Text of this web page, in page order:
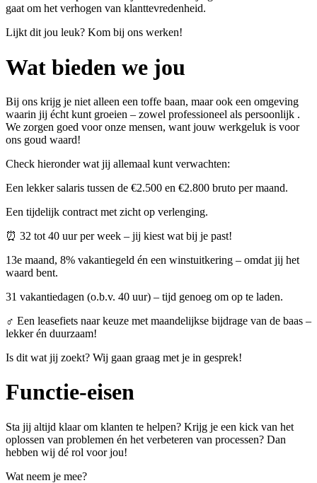
gaat om het verhogen van klanttevredenheid.
Lijkt dit jou leuk? Kom bij ons werken!
Wat bieden we jou
Bij ons krijg je niet alleen een toffe baan, maar ook een omgeving
waarin jij écht kunt groeien – zowel professioneel als persoonlijk .
We zorgen goed voor onze mensen, want jouw werkgeluk is voor
ons goud waard!
Check hieronder wat jij allemaal kunt verwachten:
Een lekker salaris tussen de €2.500 en €2.800 bruto per maand.
Een tijdelijk contract met zicht op verlenging.
⏰ 32 tot 40 uur per week – jij kiest wat bij je past!
13e maand, 8% vakantiegeld én een winstuitkering – omdat jij het
waard bent.
31 vakantiedagen (o.b.v. 40 uur) – tijd genoeg om op te laden.
‍♂ Een leasefiets naar keuze met maandelijkse bijdrage van de baas –
lekker én duurzaam!
Is dit wat jij zoekt? Wij gaan graag met je in gesprek!
Functie-eisen
Sta jij altijd klaar om klanten te helpen? Krijg je een kick van het
oplossen van problemen én het verbeteren van processen? Dan
hebben wij dé rol voor jou!
Wat neem je mee?